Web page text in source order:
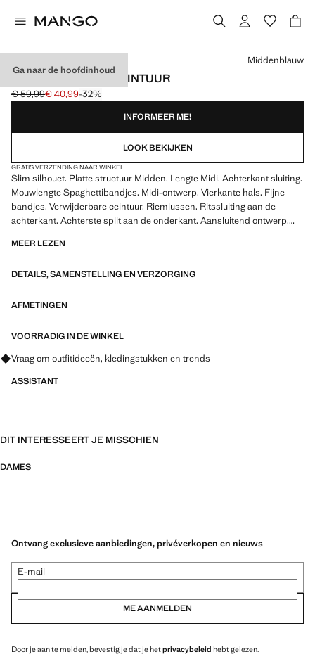
Ga naar de hoofdinhoud
DENIM JURK MET CEINTUUR
Oorspronkelijke prijs doorgehaald [€ 59,99 ]
€ 59,99
Huidige prijs [€ 40,99 ]
€ 40,99-32%
Kies een kleur
Middenblauw
INFORMEER ME!
LOOK BEKIJKEN
GRATIS VERZENDING NAAR WINKEL
Slim silhouet. Platte structuur Midden. Lengte Midi. Achterkant sluiting.
Mouwlengte Spaghettibandjes. Midi-ontwerp. Vierkante hals. Fijne
bandjes. Verwijderbare ceintuur. Riemlussen. Ritssluiting aan de
achterkant. Achterste split aan de onderkant. Aansluitend ontwerp.
MEER LEZEN
DETAILS, SAMENSTELLING EN VERZORGING
AFMETINGEN
VOORRADIG IN DE WINKEL
Vraag om outfitideeën, kledingstukken en trends
ASSISTANT
DIT INTERESSEERT JE MISSCHIEN
DAMES
Ontvang exclusieve aanbiedingen, privéverkopen en nieuws
E-mail
ME AANMELDEN
Door je aan te melden, bevestig je dat je hetprivacybeleid hebt gelezen.